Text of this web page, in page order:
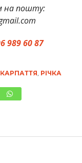
на пошту:
989 60 87
РІЧКА